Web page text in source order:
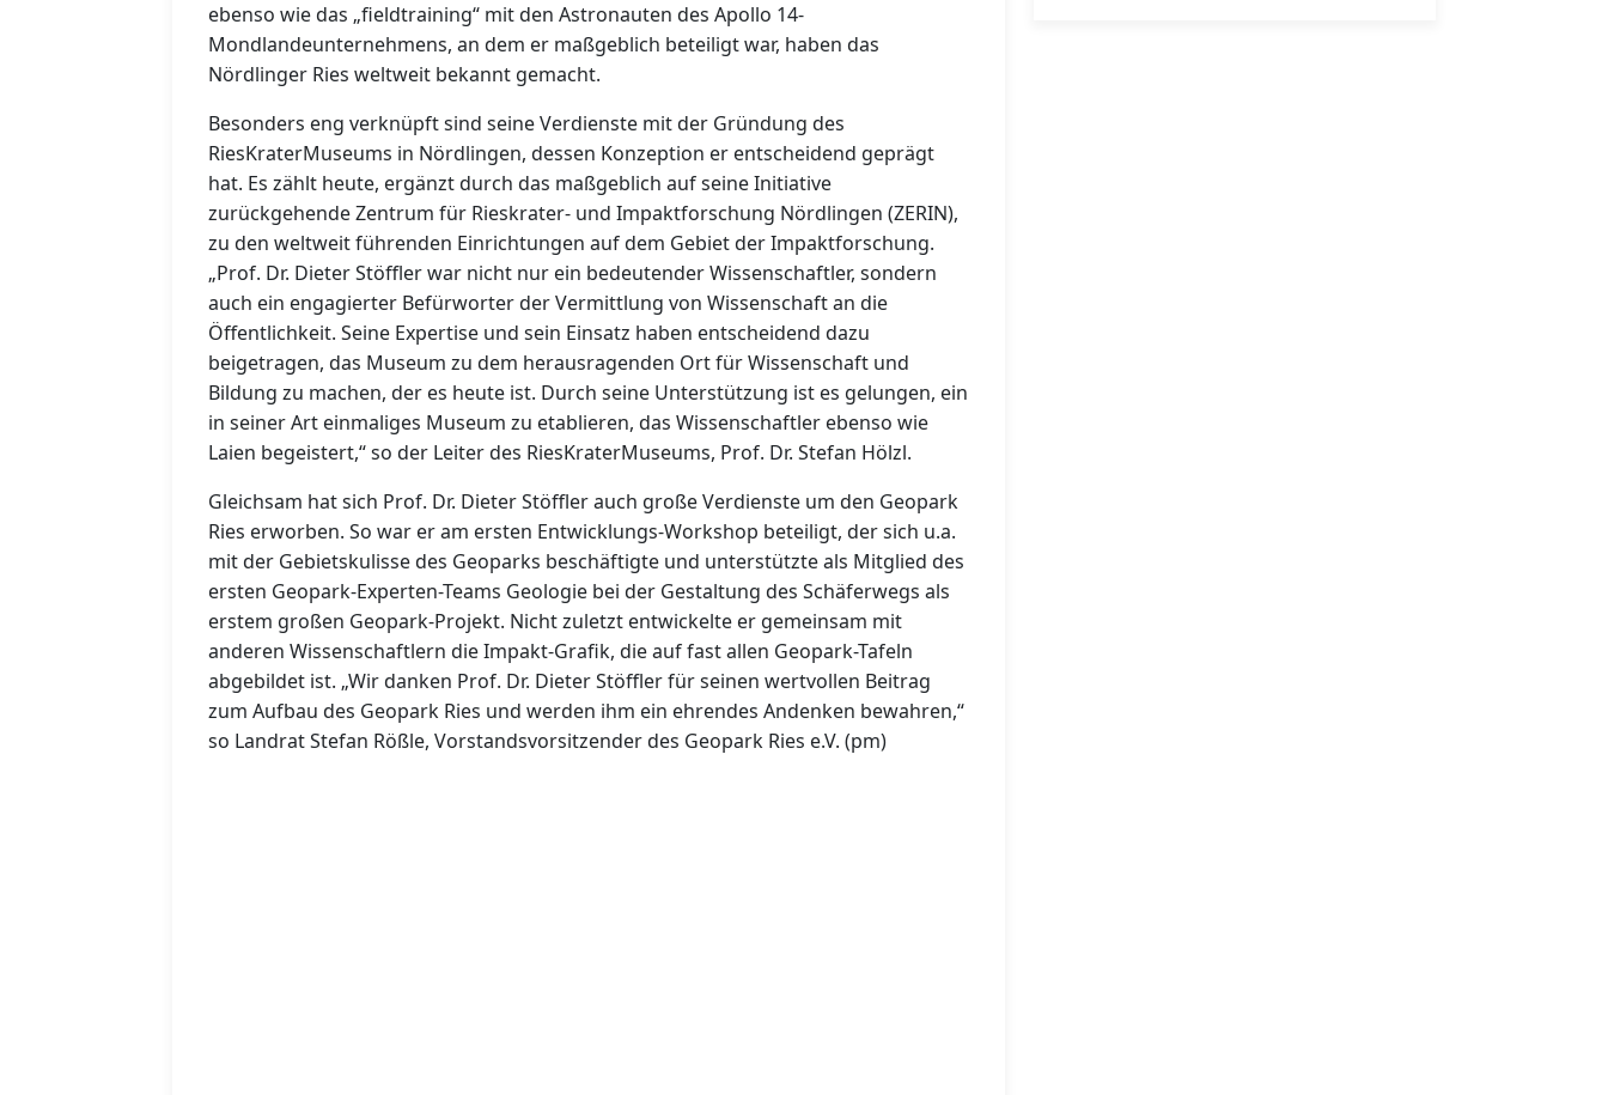
ebenso wie das „fieldtraining“ mit den Astronauten des Apollo 14-
Mondlandeunternehmens, an dem er maßgeblich beteiligt war, haben das
Nördlinger Ries weltweit bekannt gemacht.
Besonders eng verknüpft sind seine Verdienste mit der Gründung des
RiesKraterMuseums in Nördlingen, dessen Konzeption er entscheidend geprägt
hat. Es zählt heute, ergänzt durch das maßgeblich auf seine Initiative
zurückgehende Zentrum für Rieskrater- und Impaktforschung Nördlingen (ZERIN),
zu den weltweit führenden Einrichtungen auf dem Gebiet der Impaktforschung.
„Prof. Dr. Dieter Stöffler war nicht nur ein bedeutender Wissenschaftler, sondern
auch ein engagierter Befürworter der Vermittlung von Wissenschaft an die
Öffentlichkeit. Seine Expertise und sein Einsatz haben entscheidend dazu
beigetragen, das Museum zu dem herausragenden Ort für Wissenschaft und
Bildung zu machen, der es heute ist. Durch seine Unterstützung ist es gelungen, ein
in seiner Art einmaliges Museum zu etablieren, das Wissenschaftler ebenso wie
Laien begeistert,“ so der Leiter des RiesKraterMuseums, Prof. Dr. Stefan Hölzl.
Gleichsam hat sich Prof. Dr. Dieter Stöffler auch große Verdienste um den Geopark
Ries erworben. So war er am ersten Entwicklungs-Workshop beteiligt, der sich u.a.
mit der Gebietskulisse des Geoparks beschäftigte und unterstützte als Mitglied des
ersten Geopark-Experten-Teams Geologie bei der Gestaltung des Schäferwegs als
erstem großen Geopark-Projekt. Nicht zuletzt entwickelte er gemeinsam mit
anderen Wissenschaftlern die Impakt-Grafik, die auf fast allen Geopark-Tafeln
abgebildet ist. „Wir danken Prof. Dr. Dieter Stöffler für seinen wertvollen Beitrag
zum Aufbau des Geopark Ries und werden ihm ein ehrendes Andenken bewahren,“
so Landrat Stefan Rößle, Vorstandsvorsitzender des Geopark Ries e.V. (pm)